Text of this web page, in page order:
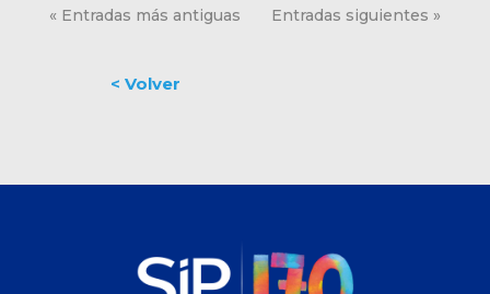
« Entradas más antiguas Entradas siguientes »